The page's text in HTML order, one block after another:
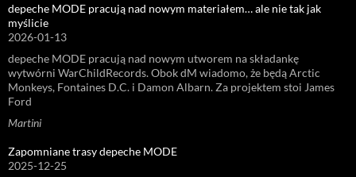
depeche MODE pracują nad nowym materiałem… ale nie tak jak
myślicie
2026-01-13
depeche MODE pracują nad nowym utworem na składankę
wytwórni WarChildRecords. Obok dM wiadomo, że będą Arctic
Monkeys, Fontaines D.C. i Damon Albarn. Za projektem stoi James
Ford
Martini
Zapomniane trasy depeche MODE
2025-12-25